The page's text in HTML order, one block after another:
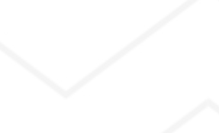
— с первых этапов сотрудничества
деталей.